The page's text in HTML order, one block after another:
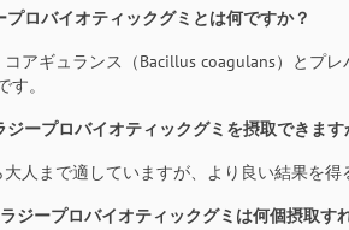
プロバイオティックグミとは何ですか？
コアギュランス（Bacillus coagulans）とプ
。
ジープロバイオティックグミを摂取できます
大人まで適していますが、より良い結果を得
ジープロバイオティックグミは何個摂取す